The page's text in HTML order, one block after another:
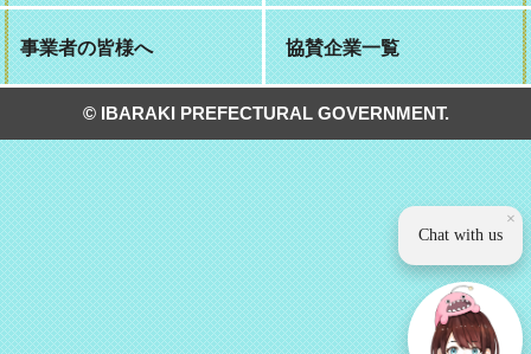
事業者の皆様へ 協賛企業一覧
© IBARAKI PREFECTURAL GOVERNMENT.
×
Chat with us